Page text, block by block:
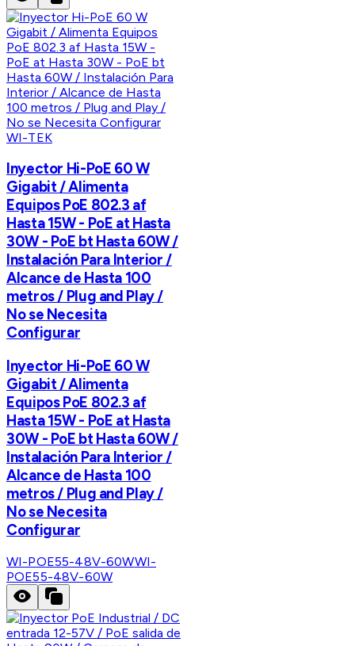
WI-TEK
Inyector Hi-PoE 60 W
Gigabit / Alimenta
Equipos PoE 802.3 af
Hasta 15W - PoE at Hasta
30W - PoE bt Hasta 60W /
Instalación Para Interior /
Alcance de Hasta 100
metros / Plug and Play /
No se Necesita
Configurar
Inyector Hi-PoE 60 W
Gigabit / Alimenta
Equipos PoE 802.3 af
Hasta 15W - PoE at Hasta
30W - PoE bt Hasta 60W /
Instalación Para Interior /
Alcance de Hasta 100
metros / Plug and Play /
No se Necesita
Configurar
WI-POE55-48V-60WWI-
POE55-48V-60W